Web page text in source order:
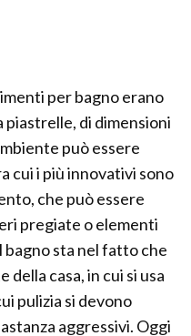
per bagno erano
di dimensioni
può essere
cui i più innovativi sono
che può essere
pregiate o elementi
sta nel fatto che
della casa, in cui si usa
pulizia si devono
aggressivi. Oggi